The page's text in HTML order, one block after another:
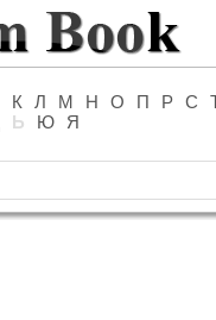
К Л М Н О П Р С
Ь Ю Я